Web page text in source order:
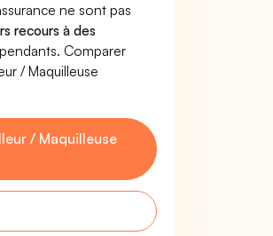
ne sont pas
recours à des
Comparer
/ Maquilleuse
/ Maquilleuse